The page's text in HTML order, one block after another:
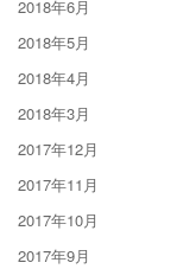
2018年6月
2018年5月
2018年4月
2018年3月
2017年12月
2017年11月
2017年10月
2017年9月